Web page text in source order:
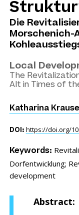
Die
Morschenich-
Local
The
Alt in Times of
Katharina Krause
DOI: https://doi.org/
Keywords:
Dorfentwicklung;
development
Abstract: